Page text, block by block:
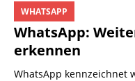
WhatsApp:
erkennen
WHATSAPP
WhatsApp kennzeichnet